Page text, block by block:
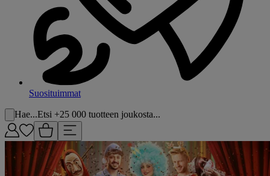
Suosituimmat
Hae...Etsi +25 000 tuotteen joukosta...